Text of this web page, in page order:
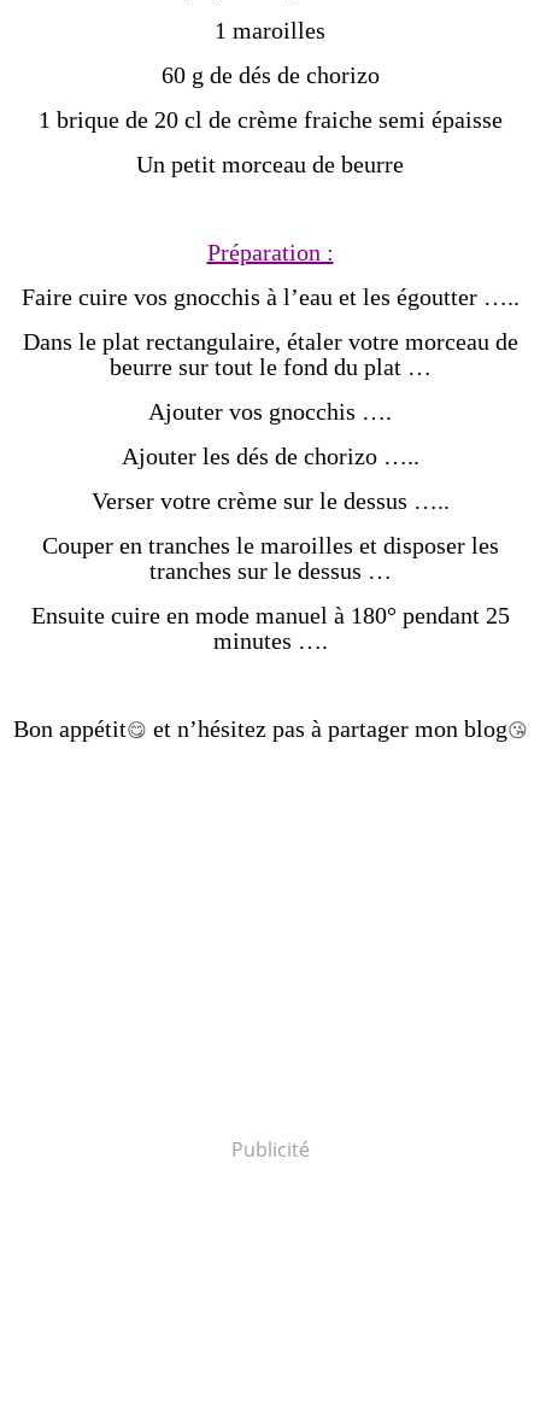
1 maroilles
60 g de dés de chorizo
1 brique de 20 cl de crème fraiche semi épaisse
Un petit morceau de beurre
Préparation :
Faire cuire vos gnocchis à l’eau et les égoutter …..
Dans le plat rectangulaire, étaler votre morceau de
beurre sur tout le fond du plat …
Ajouter vos gnocchis ….
Ajouter les dés de chorizo …..
Verser votre crème sur le dessus …..
Couper en tranches le maroilles et disposer les
tranches sur le dessus …
Ensuite cuire en mode manuel à 180° pendant 25
minutes ….
Bon appétit😋 et n’hésitez pas à partager mon blog😘
Publicité